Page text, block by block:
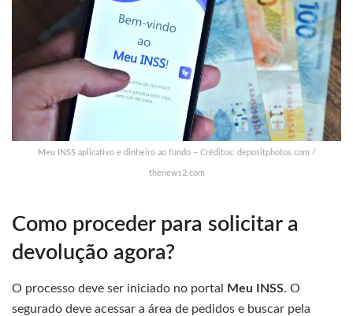
Meu INSS aplicativo e dinheiro ao fundo – Créditos: depositphotos.com /
thenews2.com
Como proceder para solicitar a
devolução agora?
O processo deve ser iniciado no portal Meu INSS. O
segurado deve acessar a área de pedidos e buscar pela